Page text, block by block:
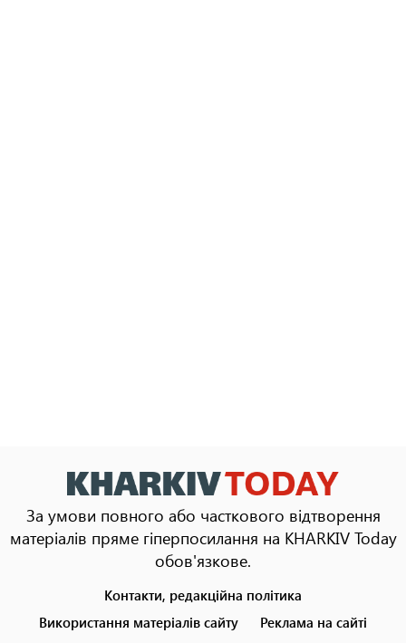
За умови повного або часткового відтворення
матеріалів пряме гіперпосилання на KHARKIV Today
обов'язкове.
menu
Контакти, редакційна політика
Використання матеріалів сайту
Реклама на сайті